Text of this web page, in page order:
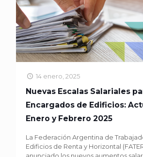
14 enero, 2025
Nuevas Escalas Salariales
Encargados de Edificios:
Enero y Febrero 2025
La Federación Argentina de
Edificios de Renta y Horizontal